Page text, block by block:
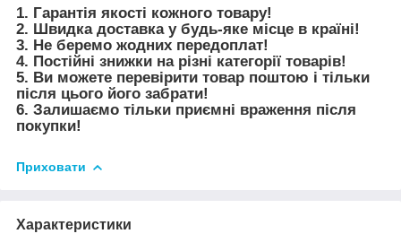
1. Гарантія якості кожного товару!
2. Швидка доставка у будь-яке місце в країні!
3. Не беремо жодних передоплат!
4. Постійні знижки на різні категорії товарів!
5. Ви можете перевірити товар поштою і тільки
після цього його забрати!
6. Залишаємо тільки приємні враження після
покупки!
Приховати
Характеристики